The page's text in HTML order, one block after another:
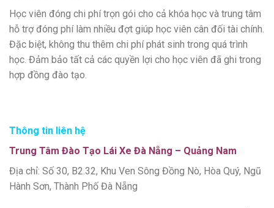
Học viên đóng chi phí trọn gói cho cả khóa học và trung tâm
hỗ trợ đóng phí làm nhiều đợt giúp học viên cân đối tài chính.
Đặc biệt, không thu thêm chi phí phát sinh trong quá trình
học. Đảm bảo tất cả các quyền lợi cho học viên đã ghi trong
hợp đồng đào tạo.
Thông tin liên hệ
Trung Tâm Đào Tạo Lái Xe Đà Nẵng – Quảng Nam
Địa chỉ: Số 30, B2.32, Khu Ven Sông Đồng Nò, Hòa Quý, Ngũ
Hành Sơn, Thành Phố Đà Nẵng